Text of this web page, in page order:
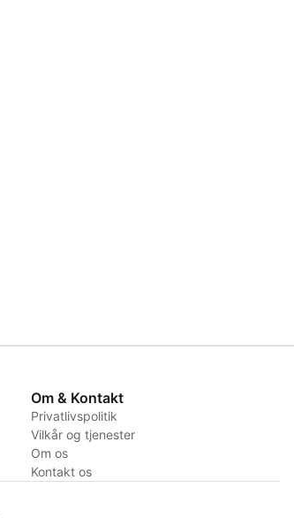
Om & Kontakt
Privatlivspolitik
Vilkår og tjenester
Om os
Kontakt os